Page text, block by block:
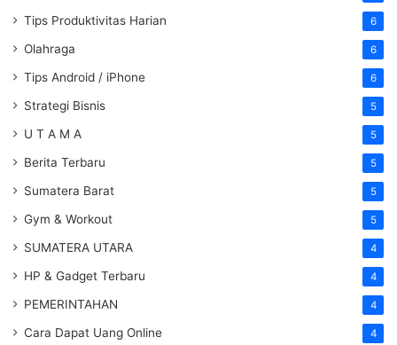
Tips Produktivitas Harian 6
Olahraga 6
Tips Android / iPhone 6
Strategi Bisnis 5
U T A M A 5
Berita Terbaru 5
Sumatera Barat 5
Gym & Workout 5
SUMATERA UTARA 4
HP & Gadget Terbaru 4
PEMERINTAHAN 4
Cara Dapat Uang Online 4